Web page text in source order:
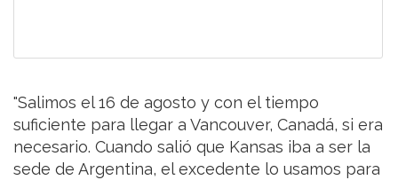
"Salimos el 16 de agosto y con el tiempo
suficiente para llegar a Vancouver, Canadá, si era
necesario. Cuando salió que Kansas iba a ser la
sede de Argentina, el excedente lo usamos para